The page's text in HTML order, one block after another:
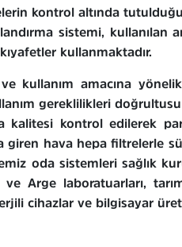
kontrol altında
sistemi, kullanılan
kullanmaktadır.
kullanım amacına
gereklilikleri
kalitesi kontrol edilerek
giren hava hepa filtrelerle
oda sistemleri sağlık
Arge laboratuarları,
cihazlar ve bilgisayar